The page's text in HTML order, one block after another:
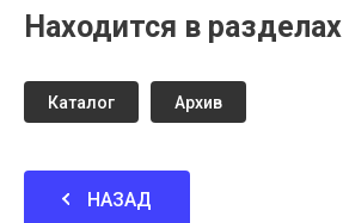
Находится в разделах
Каталог Архив
НАЗАД